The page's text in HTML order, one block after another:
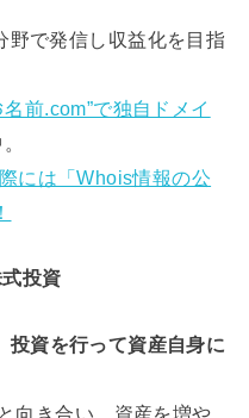
野で発信し収益化を目指
名前.com”で独自ドメイ
には「Whois情報の公
投資
投資を行って資産自身に
向き合い、資産を増や